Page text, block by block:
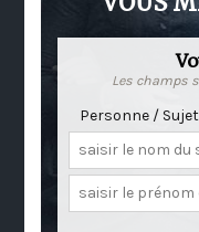
Les champs
Personne / Sujet